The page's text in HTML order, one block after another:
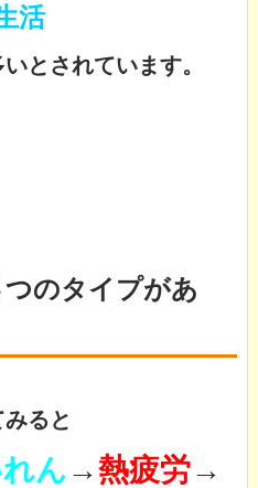
活
とされています。
のタイプがあ
ると
ん →熱疲労→